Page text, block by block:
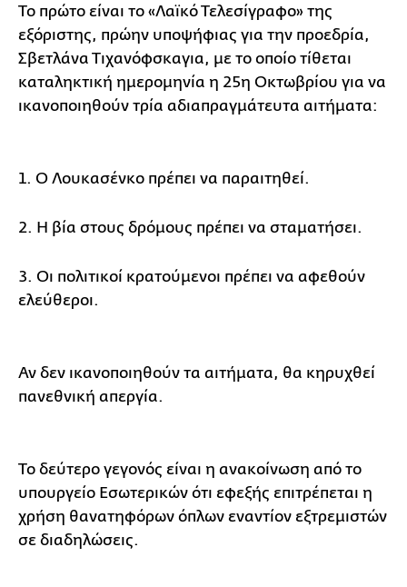
Το πρώτο είναι το «Λαϊκό Τελεσίγραφο» της
εξόριστης, πρώην υποψήφιας για την προεδρία,
Σβετλάνα Τιχανόφσκαγια, με το οποίο τίθεται
καταληκτική ημερομηνία η 25η Οκτωβρίου για να
ικανοποιηθούν τρία αδιαπραγμάτευτα αιτήματα:
1. Ο Λουκασένκο πρέπει να παραιτηθεί.
2. Η βία στους δρόμους πρέπει να σταματήσει.
3. Οι πολιτικοί κρατούμενοι πρέπει να αφεθούν
ελεύθεροι.
Αν δεν ικανοποιηθούν τα αιτήματα, θα κηρυχθεί
πανεθνική απεργία.
Το δεύτερο γεγονός είναι η ανακοίνωση από το
υπουργείο Εσωτερικών ότι εφεξής επιτρέπεται η
χρήση θανατηφόρων όπλων εναντίον εξτρεμιστών
σε διαδηλώσεις.